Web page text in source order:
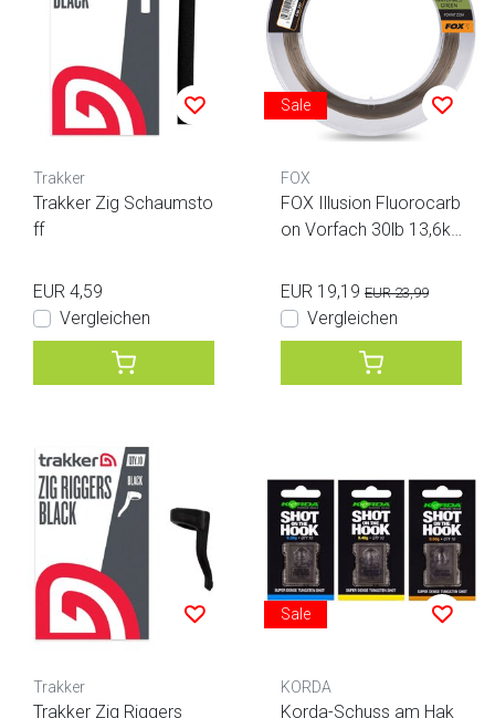
Trakker
Trakker Zig Schaumsto
ff
EUR 4,59
Vergleichen
Sale
FOX
FOX Illusion Fluorocarb
on Vorfach 30lb 13,6kg
grün
EUR 19,19 EUR 23,99
Vergleichen
Trakker
Trakker Zig Riggers
Sale
KORDA
Korda-Schuss am Hak